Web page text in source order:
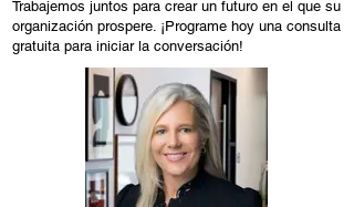
Trabajemos juntos para crear un futuro en el que su
organización prospere. ¡Programe hoy una consulta
gratuita para iniciar la conversación!